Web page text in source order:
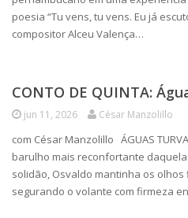
poesia “Tu vens, tu vens. Eu já
compositor Alceu Valença…
CONTO DE QUINTA:
jun 11, 2026 César Manzolillo
com César Manzolillo ÁGUAS
barulho mais reconfortante
solidão, Osvaldo mantinha os
segurando o volante com firmeza